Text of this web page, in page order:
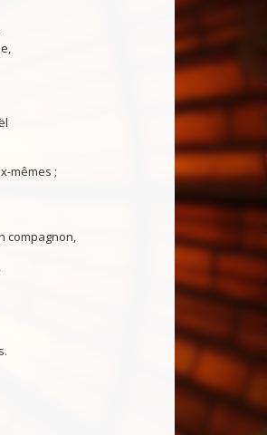
mêmes ;
compagnon,